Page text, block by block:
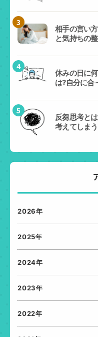
3
相手の言い
と気持ちの
4
休みの日に
は?自分に合
5
反芻思考と
考えてしま
2026年
2025年
2024年
2023年
2022年